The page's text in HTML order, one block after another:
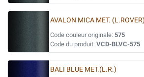
AVALON MICA MET.
Code couleur originale: 575
Code du produit: VCD-BLVC-575
BALI BLUE MET.(L.R.)